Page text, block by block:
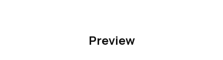
Preview